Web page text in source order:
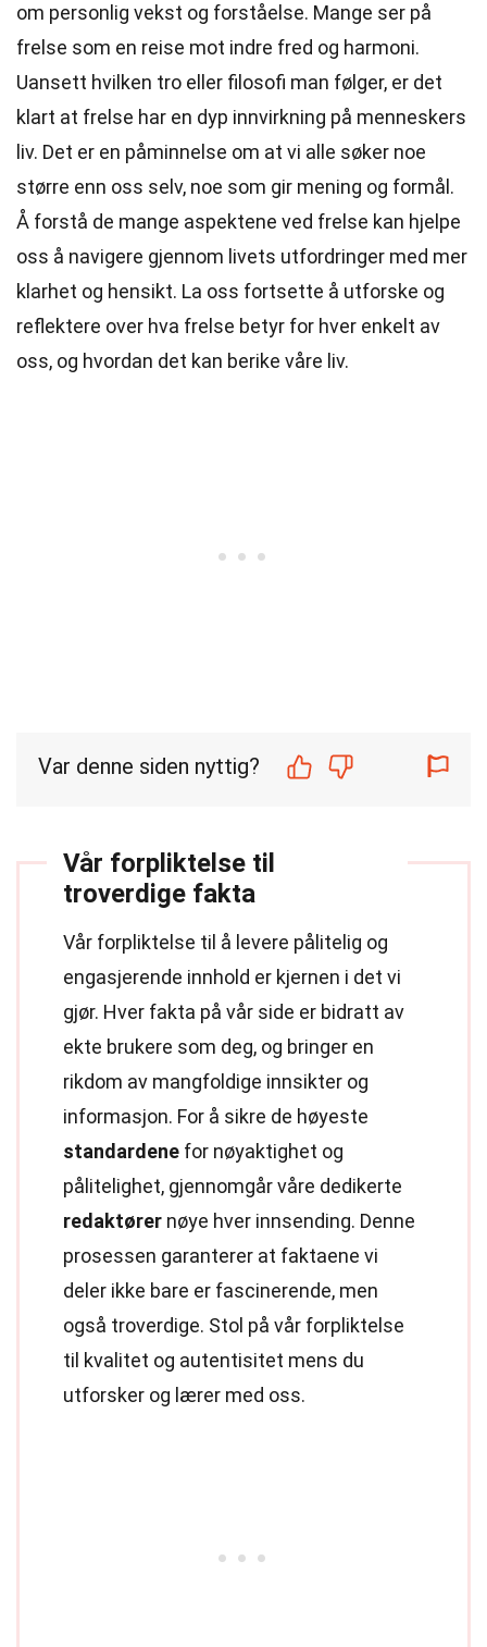
om personlig vekst og forståelse. Mange ser på
frelse som en reise mot indre fred og harmoni.
Uansett hvilken tro eller filosofi man følger, er det
klart at frelse har en dyp innvirkning på menneskers
liv. Det er en påminnelse om at vi alle søker noe
større enn oss selv, noe som gir mening og formål.
Å forstå de mange aspektene ved frelse kan hjelpe
oss å navigere gjennom livets utfordringer med mer
klarhet og hensikt. La oss fortsette å utforske og
reflektere over hva frelse betyr for hver enkelt av
oss, og hvordan det kan berike våre liv.
Var denne siden nyttig?
Vår forpliktelse til
troverdige fakta
Vår forpliktelse til å levere pålitelig og
engasjerende innhold er kjernen i det vi
gjør. Hver fakta på vår side er bidratt av
ekte brukere som deg, og bringer en
rikdom av mangfoldige innsikter og
informasjon. For å sikre de høyeste
standardene for nøyaktighet og
pålitelighet, gjennomgår våre dedikerte
redaktører nøye hver innsending. Denne
prosessen garanterer at faktaene vi
deler ikke bare er fascinerende, men
også troverdige. Stol på vår forpliktelse
til kvalitet og autentisitet mens du
utforsker og lærer med oss.